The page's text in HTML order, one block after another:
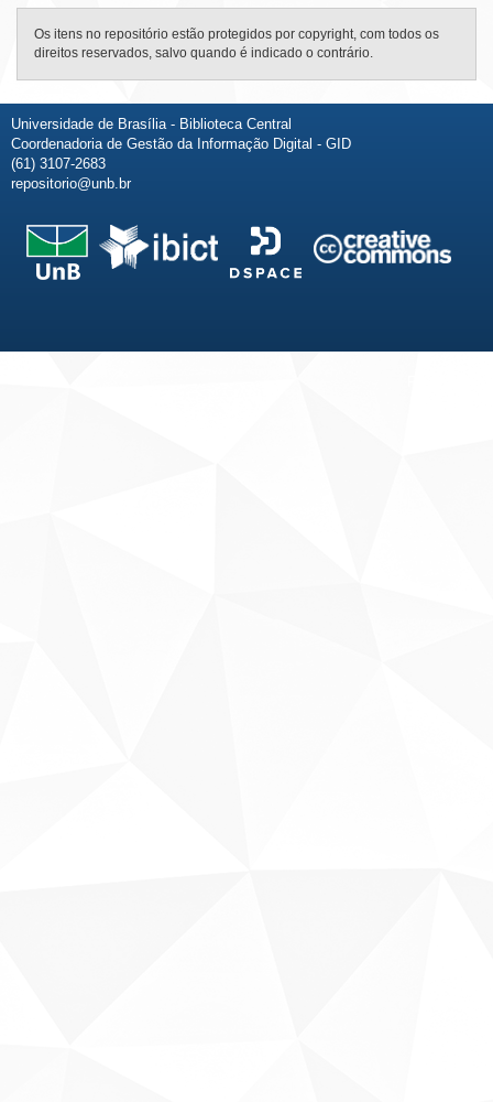
Os itens no repositório estão protegidos por copyright, com todos os
direitos reservados, salvo quando é indicado o contrário.
Universidade de Brasília - Biblioteca Central
Coordenadoria de Gestão da Informação Digital - GID
(61) 3107-2683
repositorio@unb.br